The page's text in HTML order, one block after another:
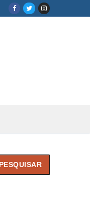
PESQUISAR